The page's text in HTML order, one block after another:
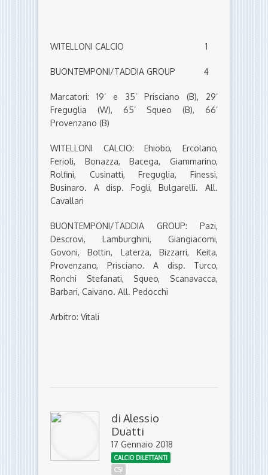
WITELLONI CALCIO 1
BUONTEMPONI/TADDIA GROUP 4
Marcatori: 19’ e 35’ Prisciano (B), 29’
Freguglia (W), 65’ Squeo (B), 66’
Provenzano (B)
WITELLONI CALCIO: Ehiobo, Ercolano,
Ferioli, Bonazza, Bacega, Giammarino,
Rolfini, Cusinatti, Freguglia, Finessi,
Businaro. A disp. Fogli, Bulgarelli. All.
Cavallari
BUONTEMPONI/TADDIA GROUP: Pazi,
Descrovi, Lamburghini, Giangiacomi,
Govoni, Bottin, Laterza, Bizzarri, Keita,
Provenzano, Prisciano. A disp. Turco,
Ronchi Stefanati, Squeo, Scanavacca,
Barbari, Caivano. All. Pedocchi
Arbitro: Vitali
di Alessio
Duatti
17 Gennaio 2018
CALCIO DILETTANTI
CSI